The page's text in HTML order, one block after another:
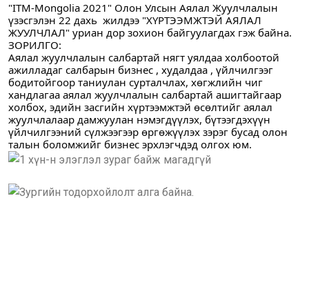
"ITM-Mongolia 2021" Олон Улсын Аялал Жуулчлалын
үзэсгэлэн 22 дахь  жилдээ "ХҮРТЭЭМЖТЭЙ АЯЛАЛ
ЖУУЛЧЛАЛ" уриан дор зохион байгуулагдах гэж байна.
ЗОРИЛГО:
Аялал жуулчлалын салбартай нягт уялдаа холбоотой
ажилладаг салбарын бизнес , худалдаа , үйлчилгээг
бодитойгоор таниулан сурталчлах, хөгжлийн чиг
хандлагаа аялал жуулчлалын салбартай ашигтайгаар
холбох, эдийн засгийн хүртээмжтэй өсөлтийг аялал
жуулчлалаар дамжуулан нэмэгдүүлэх, бүтээгдэхүүн
үйлчилгээний сүлжээгээр өргөжүүлэх зэрэг бусад олон
талын боломжийг бизнес эрхлэгчдэд олгох юм.